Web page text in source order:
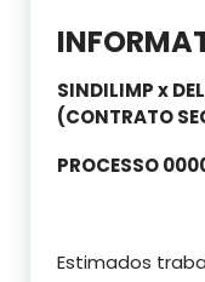
SINDILIMP x
(CONTRATO
PROCESSO
Estimados